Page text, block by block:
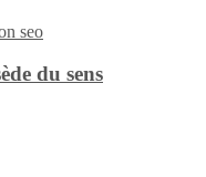
seo
du sens